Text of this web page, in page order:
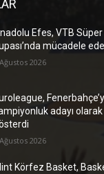
Efes, VTB Süper
mücadele
2026
adayı olarak
2026
Körfez Basket,